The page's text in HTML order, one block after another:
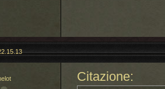
Citazione: